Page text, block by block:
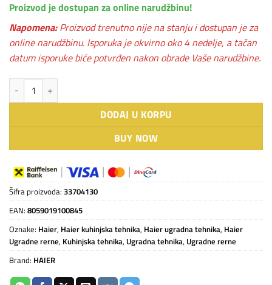
Proizvod je dostupan za online narudžbinu!
Napomena: Proizvod trenutno nije na stanju i dostupan je za
online narudžbinu. Isporuka je okvirno oko 4 nedelje, a tačan
datum isporuke biće potvrđen nakon obrade Vaše narudžbine.
Haier ugradna rerna MONOKNOB linija HOQ-F6QAN3WB/EE količina
DODAJ U KORPU
BUY NOW
Šifra proizvoda: 33704130
EAN: 8059019100845
Oznake: Haier, Haier kuhinjska tehnika, Haier ugradna tehnika, Haier
Ugradne rerne, Kuhinjska tehnika, Ugradna tehnika, Ugradne rerne
Brand: HAIER